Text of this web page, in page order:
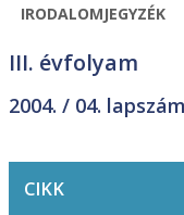
IRODALOMJEGYZÉK
III. évfolyam
2004. / 04. lapszám
CIKK